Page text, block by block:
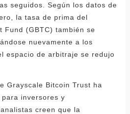
seguidos. Según los datos de
la tasa de prima del
Fund (GBTC) también se
nuevamente a los
espacio de arbitraje se redujo
Grayscale Bitcoin Trust ha
inversores y
creen que la